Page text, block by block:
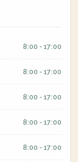
8:00 - 17:00
8:00 - 17:00
8:00 - 17:00
8:00 - 17:00
8:00 - 17:00